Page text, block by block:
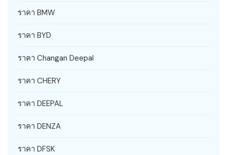
ราคา BMW
ราคา BYD
ราคา Changan Deepal
ราคา CHERY
ราคา DEEPAL
ราคา DENZA
ราคา DFSK